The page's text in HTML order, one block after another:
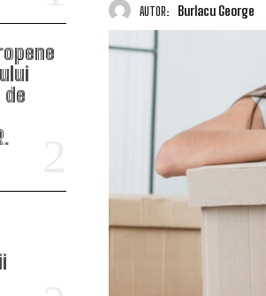
AUTOR: Burlacu George